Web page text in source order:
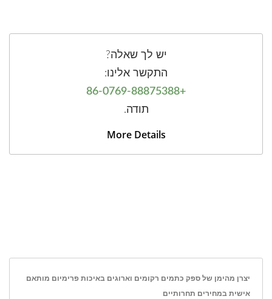
יש לך שאלה?
התקשר אלינו:
+86-0769-88875388
תודה.
More Details
יצרן מהימן של ספק כתמים רקומים וארוגים באיכות פרימיום מותאם
אישית במחירים תחרותיים